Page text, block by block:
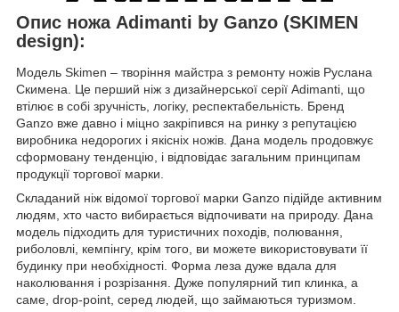
Опис ножа Adimanti by Ganzo (SKIMEN
design):
Модель Skimen – творіння майстра з ремонту ножів Руслана
Скимена. Це перший ніж з дизайнерської серії Adimanti, що
втілює в собі зручність, логіку, респектабельність. Бренд
Ganzo вже давно і міцно закріпився на ринку з репутацією
виробника недорогих і якісніх ножів. Дана модель продовжує
сформовану тенденцію, і відповідає загальним принципам
продукції торгової марки.
Складаний ніж відомої торгової марки Ganzo підійде активним
людям, хто часто вибирається відпочивати на природу. Дана
модель підходить для туристичних походів, полювання,
риболовлі, кемпінгу, крім того, ви можете використовувати її
будинку при необхідності. Форма леза дуже вдала для
наколювання і розрізання. Дуже популярний тип клинка, а
саме, drop-point, серед людей, що займаються туризмом.